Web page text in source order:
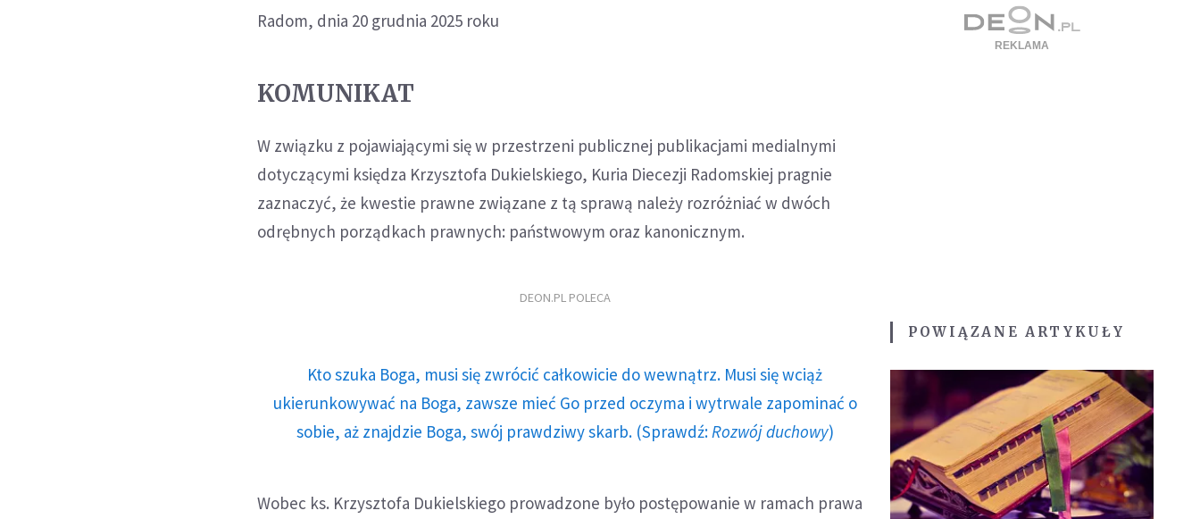
Radom, dnia 20 grudnia 2025 roku
KOMUNIKAT
W związku z pojawiającymi się w przestrzeni publicznej publikacjami medialnymi
dotyczącymi księdza Krzysztofa Dukielskiego, Kuria Diecezji Radomskiej pragnie
zaznaczyć, że kwestie prawne związane z tą sprawą należy rozróżniać w dwóch
odrębnych porządkach prawnych: państwowym oraz kanonicznym.
DEON.PL POLECA
Kto szuka Boga, musi się zwrócić całkowicie do wewnątrz. Musi się wciąż
ukierunkowywać na Boga, zawsze mieć Go przed oczyma i wytrwale zapominać o
sobie, aż znajdzie Boga, swój prawdziwy skarb. (Sprawdź: Rozwój duchowy)
Wobec ks. Krzysztofa Dukielskiego prowadzone było postępowanie w ramach prawa
POWIĄZANE ARTYKUŁY